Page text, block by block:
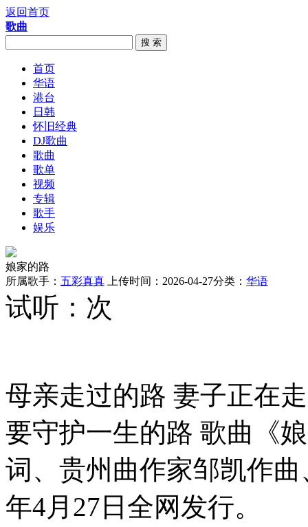
返回首页
歌曲
搜 索
首页
华语
港台
日韩
怀旧经典
DJ歌曲
歌曲
歌单
视频
专辑
歌手
娱乐
娘家的路
所属歌手： 五彩真真 上传时间：2026-04-27分类： 华语
试听： 次
母亲走过的路 妻子正在
要守护一生的路 歌曲《
词、贵州曲作家邹凯作
年4月27日全网发行。